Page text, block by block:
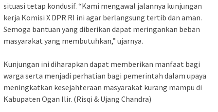
situasi tetap kondusif. “Kami mengawal jalannya kunjungan
kerja Komisi X DPR RI ini agar berlangsung tertib dan aman.
Semoga bantuan yang diberikan dapat meringankan beban
masyarakat yang membutuhkan,” ujarnya.
Kunjungan ini diharapkan dapat memberikan manfaat bagi
warga serta menjadi perhatian bagi pemerintah dalam upaya
meningkatkan kesejahteraan masyarakat kurang mampu di
Kabupaten Ogan Ilir. (Risqi & Ujang Chandra)